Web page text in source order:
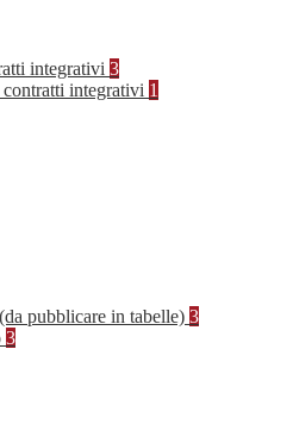
integrativi 3
integrativi 1
pubblicare in tabelle) 3
3